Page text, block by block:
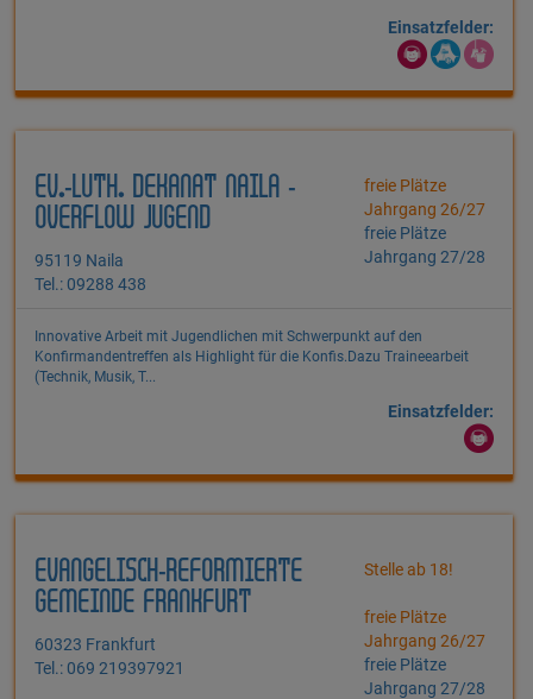
Einsatzfelder:
EV.-LUTH. DEKANAT NAILA -
OVERFLOW JUGEND
95119 Naila
Tel.: 09288 438
freie Plätze
Jahrgang 26/27
freie Plätze
Jahrgang 27/28
Innovative Arbeit mit Jugendlichen mit Schwerpunkt auf den
Konfirmandentreffen als Highlight für die Konfis.Dazu Traineearbeit
(Technik, Musik, T...
Einsatzfelder:
EVANGELISCH-REFORMIERTE
GEMEINDE FRANKFURT
60323 Frankfurt
Tel.: 069 219397921
Stelle ab 18!
freie Plätze
Jahrgang 26/27
freie Plätze
Jahrgang 27/28